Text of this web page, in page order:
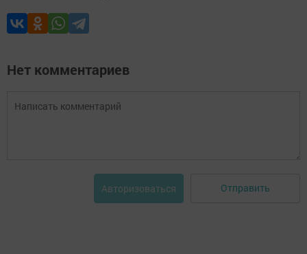
Нет комментариев
Авторизоваться Отправить